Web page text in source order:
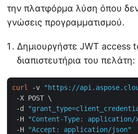
την πλατφόρμα λύση όπου
γνώσεις προγραμματισμού.
Δημιουργήστε JWT access
διαπιστευτήρια του πελάτη:
curl -v "https://
-X POST \
-d
-H
"Content-Type: application/
-H
"Accept: application/json"